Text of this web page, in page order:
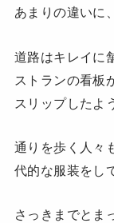
あまりの違いに
道路はキレイに
ストランの看板
スリップしたよ
通りを歩く人々
代的な服装をし
さっきまでとま